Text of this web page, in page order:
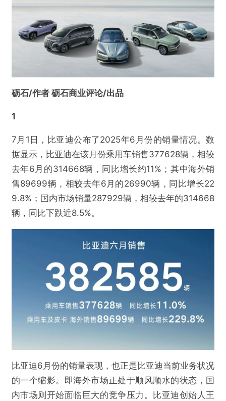
砺石/作者 砺石商业评论/出品
1
7月1日，比亚迪公布了2025年6月份的销量情况。数
据显示，比亚迪在该月份乘用车销售377628辆，相较
去年6月的314668辆，同比增长约11%；其中海外销
售89699辆，相较去年6月的26990辆，同比增长22
9.8%；国内市场销量287929辆，相较去年的314668
辆，同比下跌近8.5%。
比亚迪6月份的销量表现，也正是比亚迪当前业务状况
的一个缩影。即海外市场正处于顺风顺水的状态，国
内市场则开始面临巨大的竞争压力。比亚迪创始人王